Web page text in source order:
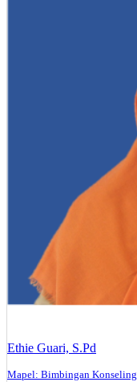
Ethie Guari, S.Pd
Mapel: Bimbingan Konseling